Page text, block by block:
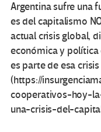
Argentina sufre una
es del capitalismo
actual crisis global,
económica y
es parte de esa
(https://
cooperativos-hoy-
una-crisis-del-